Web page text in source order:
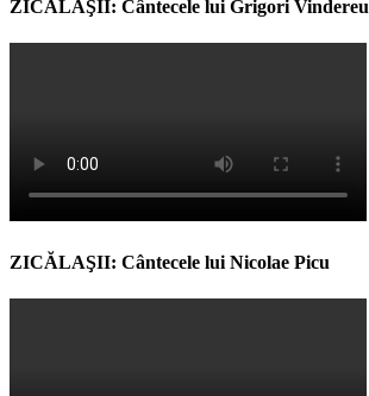
ZICĂLAŞII: Cântecele lui Grigori Vindereu
ZICĂLAŞII: Cântecele lui Nicolae Picu